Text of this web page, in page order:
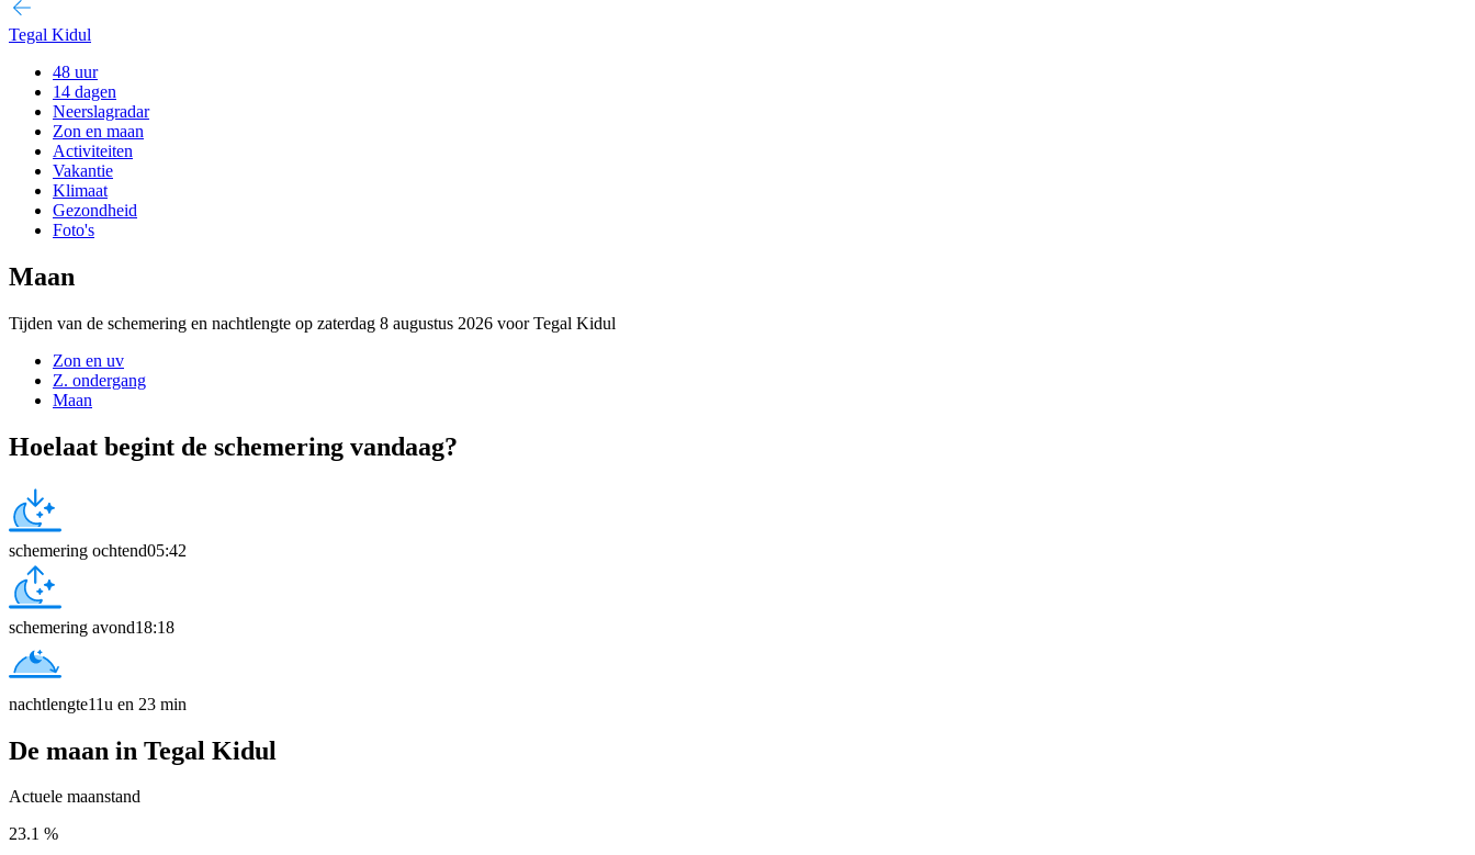
Tegal Kidul
48 uur
14 dagen
Neerslagradar
Zon en maan
Activiteiten
Vakantie
Klimaat
Gezondheid
Foto's
Maan
Tijden van de schemering en nachtlengte op zaterdag 8 augustus 2026 voor Tegal Kidul
Zon en uv
Z. ondergang
Maan
Hoelaat begint de schemering vandaag?
schemering ochtend05:42
schemering avond18:18
nachtlengte11u en 23 min
De maan in Tegal Kidul
Actuele maanstand
23.1 %